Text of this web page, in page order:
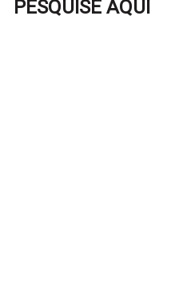
PESQUISE AQUI